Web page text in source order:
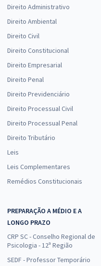
Direito Administrativo
Direito Ambiental
Direito Civil
Direito Constitucional
Direito Empresarial
Direito Penal
Direito Previdenciário
Direito Processual Civil
Direito Processual Penal
Direito Tributário
Leis
Leis Complementares
Remédios Constitucionais
PREPARAÇÃO A MÉDIO E A
LONGO PRAZO
CRP SC - Conselho Regional de
Psicologia - 12ª Região
SEDF - Professor Temporário